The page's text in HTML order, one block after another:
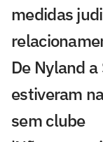
medidas
De Nyland
estiveram
sem clube